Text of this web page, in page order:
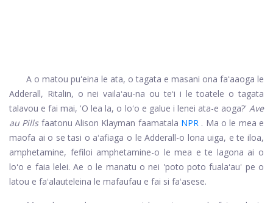
A o matou puʻeina le ata, o tagata e masani ona faʻaaoga le
Adderall, Ritalin, o nei vailaʻau-na ou teʻi i le toatele o tagata
talavou e fai mai, 'O lea la, o loʻo e galue i lenei ata-e aoga?' Ave
au Pillsfaatonu Alison Klayman faamatala NPR . Ma o le mea e
maofa ai o se tasi o aʻafiaga o le Adderall-o lona uiga, e te iloa,
amphetamine, fefiloi amphetamine-o le mea e te lagona ai o
loʻo e faia lelei. Ae o le manatu o nei 'poto poto fualaʻau' pe o
latou e faʻalauteleina le mafaufau e fai si faʻasese.